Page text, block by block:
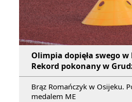
Olimpia dopięła swego
Rekord pokonany w
Brąz Romańczyk w Osijeku.
medalem ME